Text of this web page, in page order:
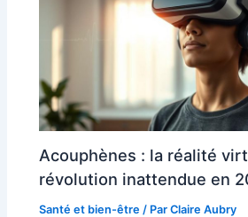
Acouphènes : la réalité
révolution inattendue en
Santé et bien-être / ParClaire Aubry